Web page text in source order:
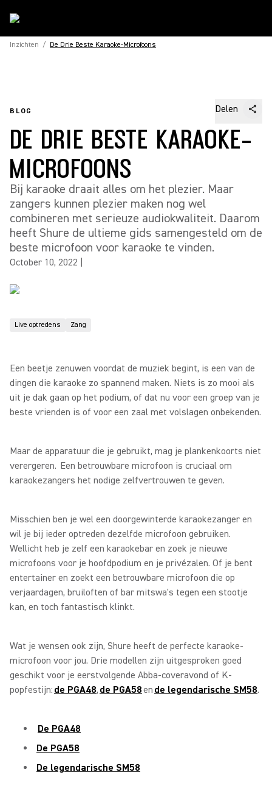
Inzichten / De Drie Beste Karaoke-Microfoons
BLOG Delen
DE DRIE BESTE KARAOKE-
MICROFOONS
Bij karaoke draait alles om het plezier. Maar
zangers kunnen plezier maken nog wel
combineren met serieuze audiokwaliteit. Daarom
heeft Shure de ultieme gids samengesteld om de
beste microfoon voor karaoke te vinden.
October 10, 2022
Live optredens Zang
Een beetje zenuwen voordat de muziek begint, is een van de
dingen die karaoke zo spannend maken. Niets is zo mooi als
uit je dak gaan op het podium, of dat nu voor een groep van je
beste vrienden is of voor een zaal met volslagen onbekenden.
Maar de apparatuur die je gebruikt, mag je plankenkoorts niet
verergeren. Een betrouwbare microfoon is cruciaal om
karaokezangers het nodige zelfvertrouwen te geven.
Misschien ben je wel een doorgewinterde karaokezanger en
wil je bij ieder optreden dezelfde microfoon gebruiken.
Wellicht heb je zelf een karaokebar en zoek je nieuwe
microfoons voor je hoofdpodium en je privézalen. Of je bent
entertainer en zoekt een betrouwbare microfoon die op
verjaardagen, bruiloften of bar mitswa's tegen een stootje
kan, en toch fantastisch klinkt.
Wat je wensen ook zijn, Shure heeft de perfecte karaoke-
microfoon voor jou. Drie modellen zijn uitgesproken goed
geschikt voor je eerstvolgende Abba-coveravond of K-
popfestijn: de PGA48, de PGA58en de legendarische SM58.
De PGA48
De PGA58
De legendarische SM58